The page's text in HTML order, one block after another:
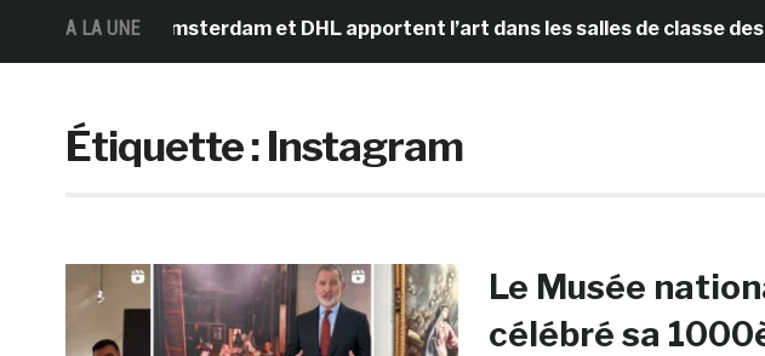
A LA UNE
Gogh d’Amsterdam et DHL apportent l’art dans les salles de classe des
Étiquette :Instagram
Le Musée
célébré sa